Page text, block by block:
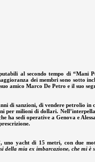
al secondo tempo di “Mani
dei membri sono sotto
amico Marco De Petro e il suo
di sanzioni, di vendere petrolio
per milioni di dollari.
ha sedi operative a Genova e
uno yacht di 15 metri, con due
mia ex imbarcazione, che mi è